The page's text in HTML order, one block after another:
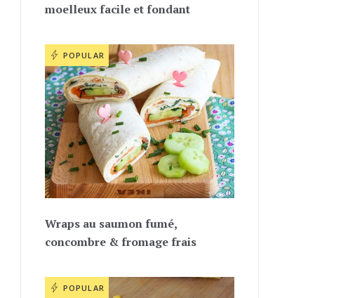
moelleux facile et fondant
POPULAR
Wraps au saumon fumé,
concombre & fromage frais
POPULAR